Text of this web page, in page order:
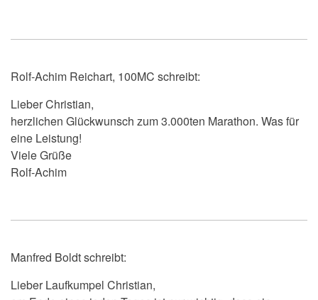
Rolf-Achim Reichart, 100MC schreibt:
Lieber Christian,
herzlichen Glückwunsch zum 3.000ten Marathon. Was für
eine Leistung!
Viele Grüße
Rolf-Achim
Manfred Boldt schreibt:
Lieber Laufkumpel Christian,